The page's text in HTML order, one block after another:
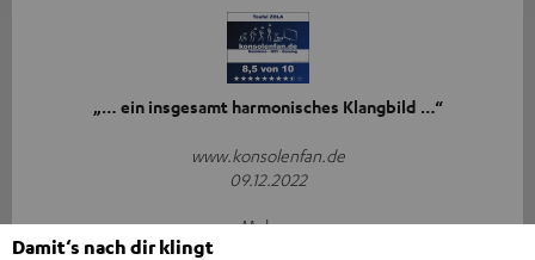
„… ein insgesamt harmonisches Klangbild …“
www.konsolenfan.de
09.12.2022
Mehr...
Damit‘s nach dir klingt